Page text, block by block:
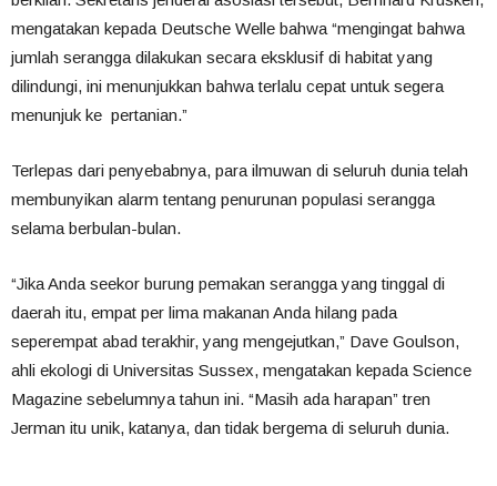
mengatakan kepada Deutsche Welle bahwa “mengingat bahwa
jumlah serangga dilakukan secara eksklusif di habitat yang
dilindungi, ini menunjukkan bahwa terlalu cepat untuk segera
menunjuk ke pertanian.”
Terlepas dari penyebabnya, para ilmuwan di seluruh dunia telah
membunyikan alarm tentang penurunan populasi serangga
selama berbulan-bulan.
“Jika Anda seekor burung pemakan serangga yang tinggal di
daerah itu, empat per lima makanan Anda hilang pada
seperempat abad terakhir, yang mengejutkan,” Dave Goulson,
ahli ekologi di Universitas Sussex, mengatakan kepada Science
Magazine sebelumnya tahun ini. “Masih ada harapan” tren
Jerman itu unik, katanya, dan tidak bergema di seluruh dunia.